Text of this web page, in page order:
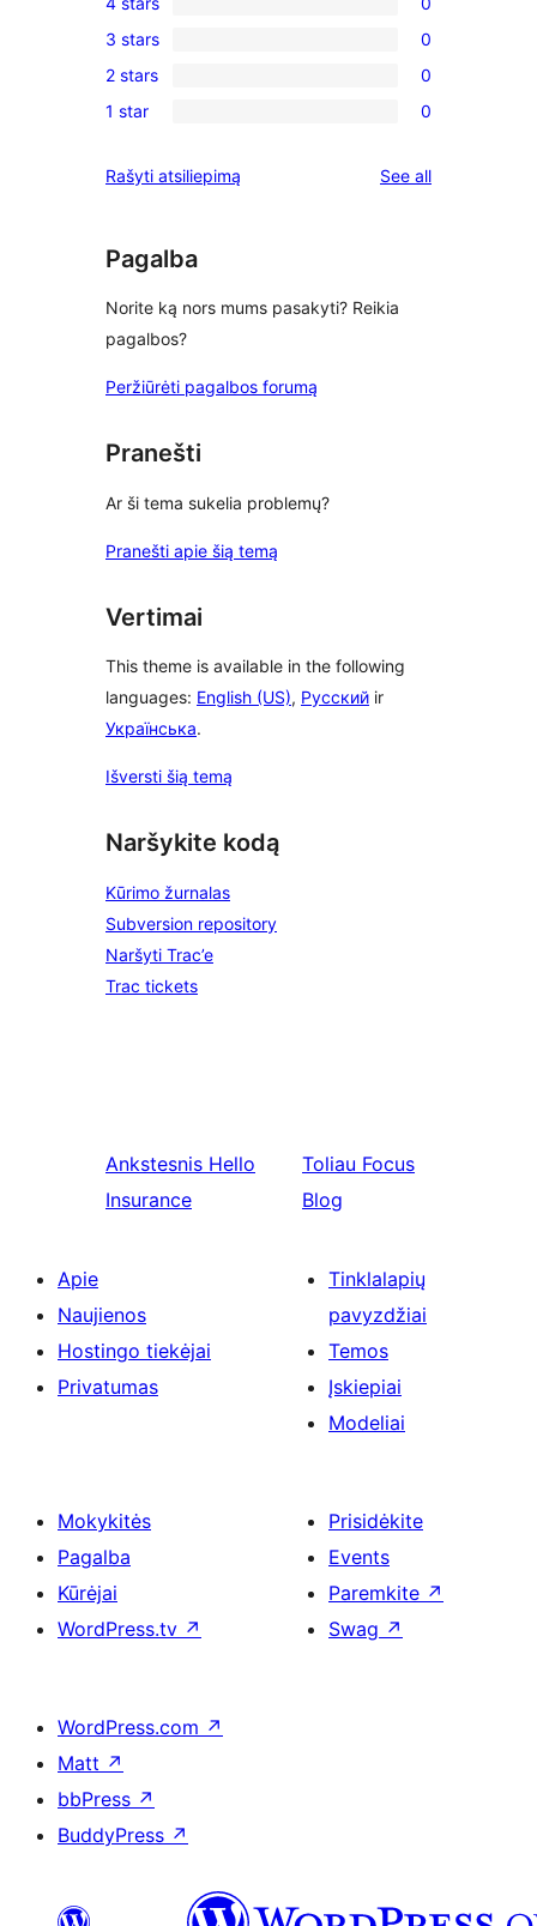
5-
star
reviews
0
4-
star
reviews
0
3-
star
3 stars 0
0
2-
reviews
2 stars 0
0
star
1 star 0
Rašyti atsiliepimą See allreviews
Pagalba
Norite ką nors mums pasakyti? Reikia
pagalbos?
Peržiūrėti pagalbos forumą
Pranešti
Ar ši tema sukelia problemų?
Pranešti apie šią temą
Vertimai
This theme is available in the following
languages: English (US), Русский ir
Українська.
Išversti šią temą
Naršykite kodą
Kūrimo žurnalas
Subversion repository
Naršyti Trac’e
Trac tickets
Ankstesnis Hello
Insurance
Toliau Focus
Blog
Apie
Naujienos
Hostingo tiekėjai
Privatumas
Tinklalapių
pavyzdžiai
Temos
Įskiepiai
Modeliai
Mokykitės
Pagalba
Kūrėjai
WordPress.tv ↗
Prisidėkite
Events
Paremkite ↗
Swag ↗
WordPress.com ↗
Matt ↗
bbPress ↗
BuddyPress ↗